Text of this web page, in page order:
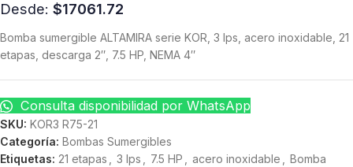
Desde: $17061.72
Bomba sumergible ALTAMIRA serie KOR, 3 lps, acero inoxidable, 21
etapas, descarga 2″, 7.5 HP, NEMA 4″
Consulta disponibilidad por WhatsApp
SKU: KOR3 R75-21
Categoría: Bombas Sumergibles
Etiquetas: 21 etapas 3 lps 7.5 HP acero inoxidable
Bomba